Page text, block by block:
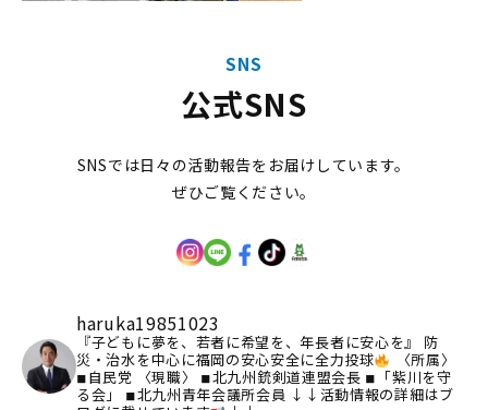
SNS
公式SNS
SNSでは日々の活動報告をお届けしています。
ぜひご覧ください。
haruka19851023
『子どもに夢を、若者に希望を、年長者に安心を』
防
災・治水を中心に福岡の安心安全に全力投球
〈所属〉
◾︎自民党 〈現職〉 ◾︎北九州銃剣道連盟会長 ◾︎「紫川を守
る会」
◾︎北九州青年会議所会員 ↓↓活動情報の詳細はブ